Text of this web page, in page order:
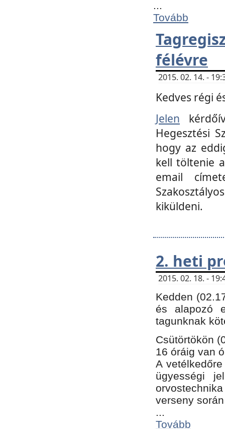
...
Tovább
félévre
2015. 02. 14. -
Kedves régi
Jelen
Hegesztési
hogy az
kell töltenie
email
kiküldeni.
2. heti
2015. 02. 18. -
Kedden
és alapozó
tagunknak
Csütörtökön
16 óráig van
A
ügyességi
verseny
...
Tovább